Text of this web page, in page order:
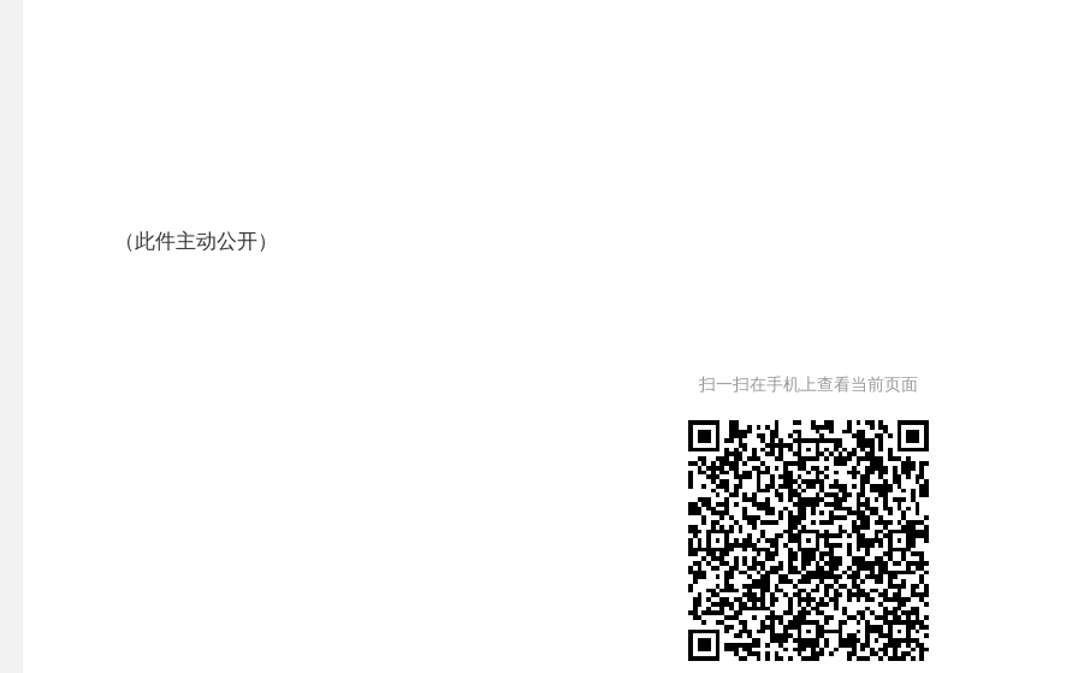
（此件主动公开）
扫一扫在手机上查看当前页面